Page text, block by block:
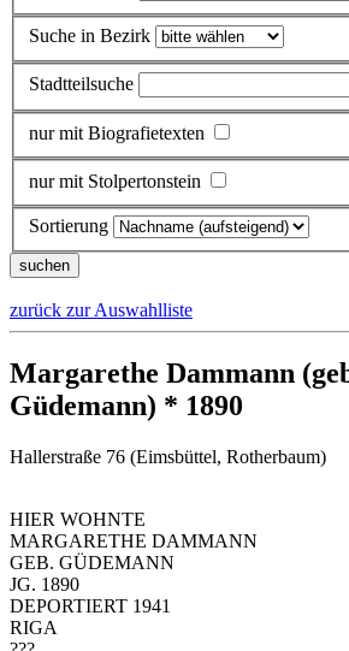
Suche in Bezirk
Stadtteilsuche
nur mit Biografietexten
nur mit Stolpertonstein
Sortierung
zurück zur Auswahlliste
Margarethe Dammann
Güdemann) * 1890
Hallerstraße 76 (Eimsbüttel, Rotherbaum)
HIER WOHNTE
MARGARETHE DAMMANN
GEB. GÜDEMANN
JG. 1890
DEPORTIERT 1941
RIGA